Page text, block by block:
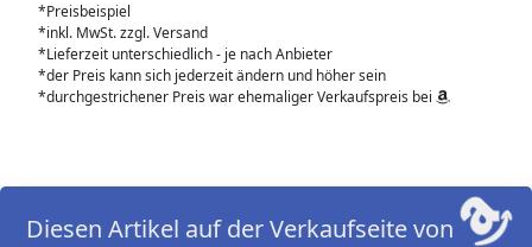
*Preisbeispiel
*inkl. MwSt. zzgl. Versand
*Lieferzeit unterschiedlich - je nach Anbieter
*der Preis kann sich jederzeit ändern und höher sein
*durchgestrichener Preis war ehemaliger Verkaufspreis bei
Diesen Artikel auf der Verkaufseite von